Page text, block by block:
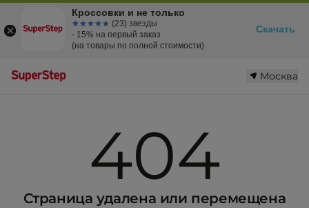
Москва
404
Страница удалена или перемещена
Кроссовки и не только
☆☆☆☆☆
★★★★★ (23) звезды
- 15% на первый заказ
(на товары по полной стоимости)
Скачать